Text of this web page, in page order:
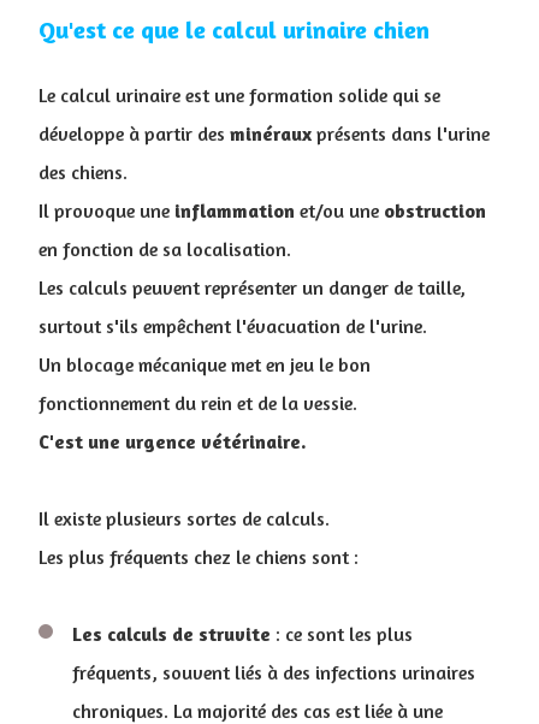
Qu'est ce que le calcul urinaire chien
Le calcul urinaire est une formation solide qui se
développe à partir des minéraux présents dans l'urine
des chiens.
Il provoque une inflammation et/ou une obstruction
en fonction de sa localisation.
Les calculs peuvent représenter un danger de taille,
surtout s'ils empêchent l'évacuation de l'urine.
Un blocage mécanique met en jeu le bon
fonctionnement du rein et de la vessie.
C'est une urgence vétérinaire.
Il existe plusieurs sortes de calculs.
Les plus fréquents chez le chiens sont :
Les calculs de struvite : ce sont les plus
fréquents, souvent liés à des infections urinaires
chroniques. La majorité des cas est liée à une